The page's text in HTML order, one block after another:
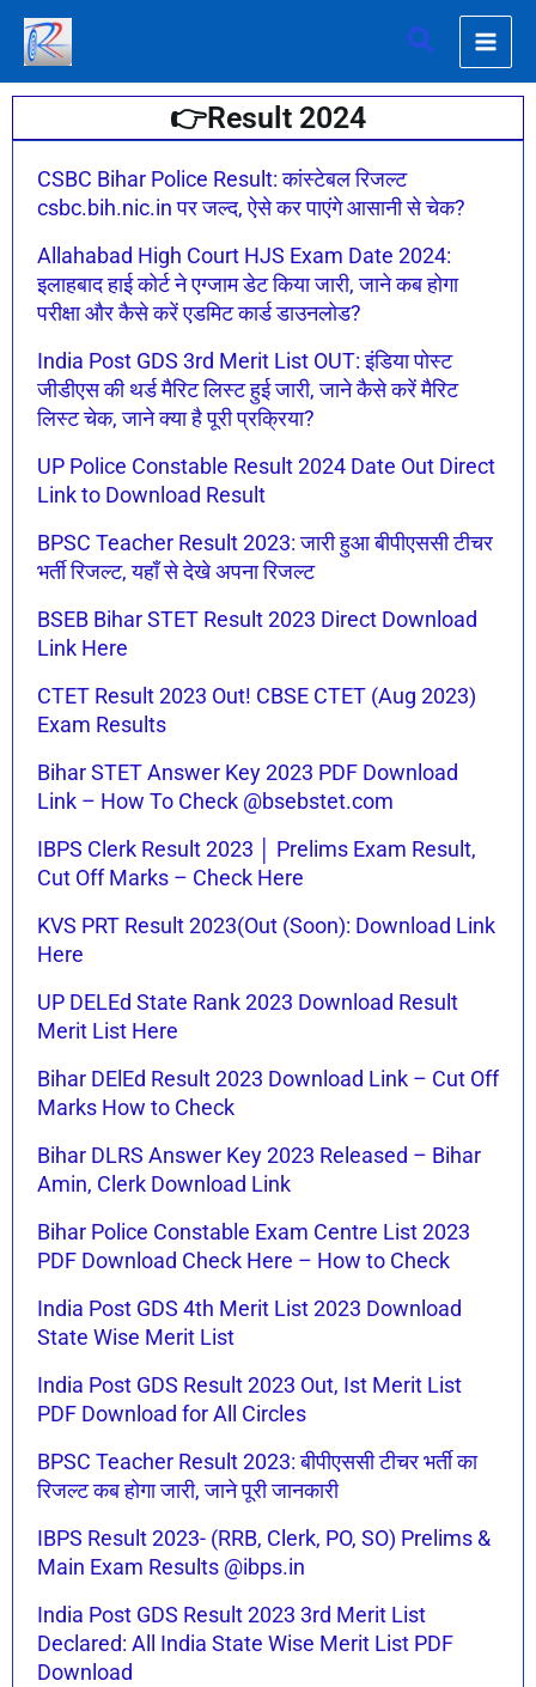
Skip
content
Search
👉Result 2024
CSBC Bihar Police Result: कांस्टेबल रिजल्ट
csbc.bih.nic.in पर जल्द, ऐसे कर पाएंगे आसानी से चेक?
Allahabad High Court HJS Exam Date 2024:
इलाहबाद हाई कोर्ट ने एग्जाम डेट किया जारी, जाने कब होगा
परीक्षा और कैसे करें एडमिट कार्ड डाउनलोड?
India Post GDS 3rd Merit List OUT: इंडिया पोस्ट
जीडीएस की थर्ड मैरिट लिस्ट हुई जारी, जाने कैसे करें मैरिट
लिस्ट चेक, जाने क्या है पूरी प्रक्रिया?
UP Police Constable Result 2024 Date Out Direct
Link to Download Result
BPSC Teacher Result 2023: जारी हुआ बीपीएससी टीचर
भर्ती रिजल्ट, यहाँ से देखे अपना रिजल्ट
BSEB Bihar STET Result 2023 Direct Download
Link Here
CTET Result 2023 Out! CBSE CTET (Aug 2023)
Exam Results
Bihar STET Answer Key 2023 PDF Download
Link – How To Check @bsebstet.com
IBPS Clerk Result 2023 │ Prelims Exam Result,
Cut Off Marks – Check Here
KVS PRT Result 2023(Out (Soon): Download Link
Here
UP DELEd State Rank 2023 Download Result
Merit List Here
Bihar DElEd Result 2023 Download Link – Cut Off
Marks How to Check
Bihar DLRS Answer Key 2023 Released – Bihar
Amin, Clerk Download Link
Bihar Police Constable Exam Centre List 2023
PDF Download Check Here – How to Check
India Post GDS 4th Merit List 2023 Download
State Wise Merit List
India Post GDS Result 2023 Out, Ist Merit List
PDF Download for All Circles
BPSC Teacher Result 2023: बीपीएससी टीचर भर्ती का
रिजल्ट कब होगा जारी, जाने पूरी जानकारी
IBPS Result 2023- (RRB, Clerk, PO, SO) Prelims &
Main Exam Results @ibps.in
India Post GDS Result 2023 3rd Merit List
Declared: All India State Wise Merit List PDF
Download
PagePagePage Page